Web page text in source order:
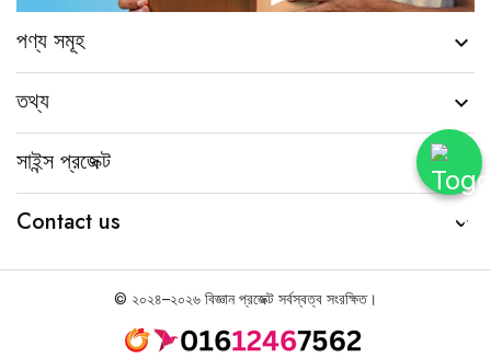
পণ্য সমূহ 
তথ্য 
সাইন্স প্রজেক্ট
Contact us 
© ২০২৪–২০২৬ বিজ্ঞান প্রজেক্ট সর্বস্বত্ব সংরক্ষিত।